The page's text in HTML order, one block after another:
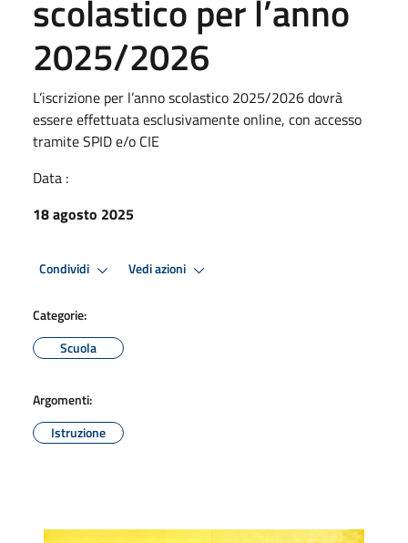
scolastico per l’anno
2025/2026
L’iscrizione per l’anno scolastico 2025/2026 dovrà
essere effettuata esclusivamente online, con accesso
tramite SPID e/o CIE
Data :
18 agosto 2025
Condividi Vedi azioni
Categorie:
Scuola
Argomenti:
Istruzione